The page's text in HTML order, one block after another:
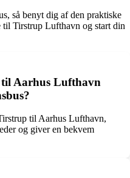
så benyt dig af den praktiske
Tirstrup Lufthavn og start din
Aarhus Lufthavn
til Aarhus Lufthavn,
og giver en bekvem